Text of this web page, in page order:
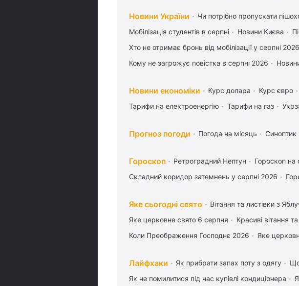
Новини України Чи потрібно пропускати
Мобілізація студентів в серпні
Новини Києва
Хто не отримає бронь від мобілізації у серпні 2026
Кому не загрожує повістка в серпні 2026
Новини економіки Курс долара Курс євро
Тарифи на електроенергію
Тарифи на газ
Прогноз погоди Погода на місяць Синоптик
Гороскоп Ретроградний Нептун Гороскоп на
Складний коридор затемнень у серпні 2026
Яке сьогодні свято Вітання та листівки з
Яке церковне свято 6 серпня
Красиві вітання
Коли Преображення Господнє 2026
Яке
Лайфхаки Як прибрати запах поту з одягу
Як не помилитися під час купівлі кондиціонера